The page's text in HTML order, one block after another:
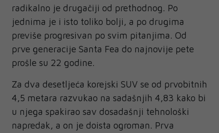
radikalno je drugačiji od prethodnog. Po
jednima je i isto toliko bolji, a po drugima
previše progresivan po svim pitanjima. Od
prve generacije Santa Fea do najnovije pete
prošle su 22 godine.
Za dva desetljeća korejski SUV se od prvobitnih
4,5 metara razvukao na sadašnjih 4,83 kako bi
u njega spakirao sav dosadašnji tehnološki
napredak, a on je doista ogroman. Prva